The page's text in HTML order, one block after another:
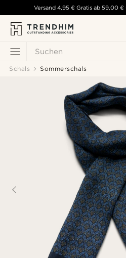
Suchen
Versand 4,95 € Gratis ab 59,00 €
Schals Sommerschals